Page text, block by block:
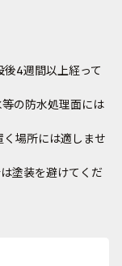
4週間以上経って
の防水処理面には
場所には適しませ
塗装を避けてくだ